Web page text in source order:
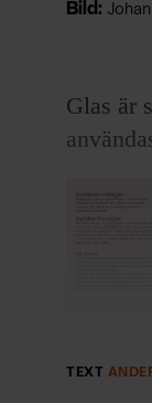
Bild:
Glas är
TEXT